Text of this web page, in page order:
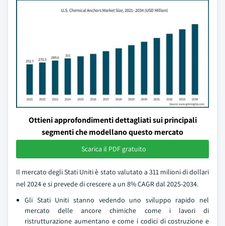
Ottieni approfondimenti dettagliati sui principali
segmenti che modellano questo mercato
Scarica il PDF gratuito
Il mercato degli Stati Uniti è stato valutato a 311 milioni di dollari
nel 2024 e si prevede di crescere a un 8% CAGR dal 2025-2034.
Gli Stati Uniti stanno vedendo uno sviluppo rapido nel
mercato delle ancore chimiche come i lavori di
ristrutturazione aumentano e come i codici di costruzione e